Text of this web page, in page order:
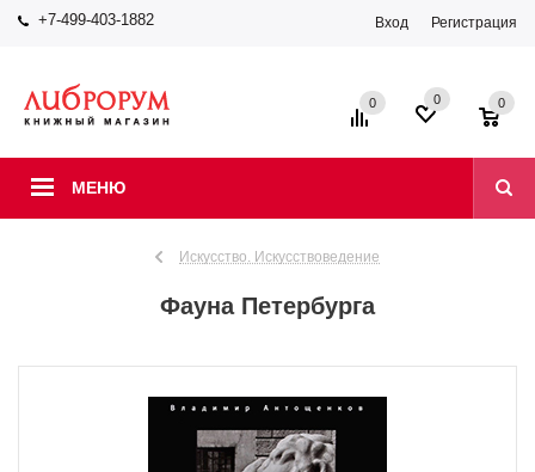
+7-499-403-1882 Вход Регистрация
МЕНЮ
0 0 0
Искусство. Искусствоведение
Фауна Петербурга